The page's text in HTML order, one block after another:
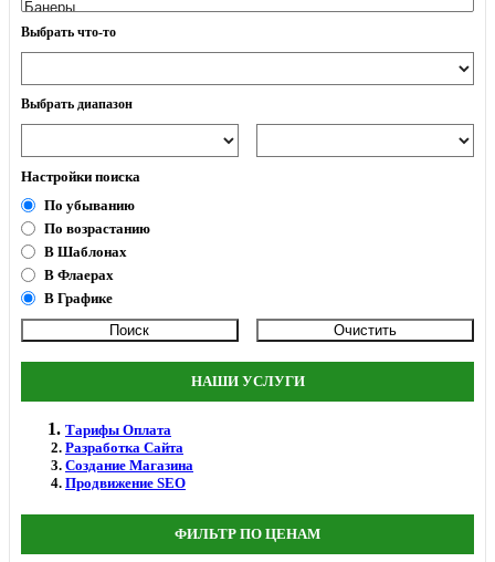
Выбрать что-то
Выбрать диапазон
Настройки поиска
По убыванию
По возрастанию
В Шаблонах
В Флаерах
В Графике
НАШИ УСЛУГИ
Тарифы Оплата
Разработка Сайта
Создание Магазина
Продвижение SEO
ФИЛЬТР ПО ЦЕНАМ